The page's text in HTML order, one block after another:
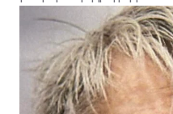
επικοινωνήσει με το
τηλεφώνου 22802222 ή
Αστυνομικό Σταθμό, ή με
τηλεφωνικό αριθμό 1460.